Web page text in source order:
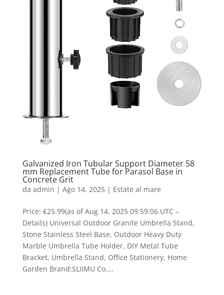
Galvanized Iron Tubular Support Diameter 58
mm Replacement Tube for Parasol Base in
Concrete Grit
da admin | Ago 14, 2025| Estate al mare
Price: €25.99(as of Aug 14, 2025 09:59:06 UTC –
Details) Universal Outdoor Granite Umbrella Stand,
Stone Stainless Steel Base, Outdoor Heavy Duty
Marble Umbrella Tube Holder, DIY Metal Tube
Bracket, Umbrella Stand, Office Stationery, Home
Garden Brand:SLIIMU Co....